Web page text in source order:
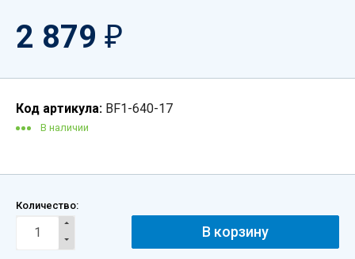
2 879 ₽
Код артикула: BF1-640-17
В наличии
Количество: